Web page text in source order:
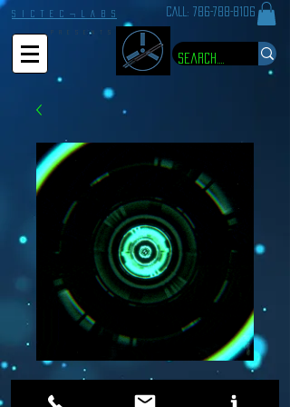
S I C T E C ¬ L A B S CALL: 786-788-8106
P R E S E N T S